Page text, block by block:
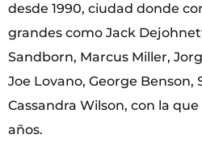
desde 1990, ciudad donde
grandes como Jack
Sandborn, Marcus Miller,
Joe Lovano, George Benson,
Cassandra Wilson, con la
años.